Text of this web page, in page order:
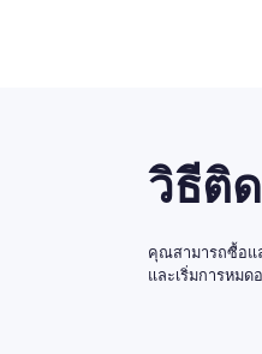
วิธีติ
คุณสามารถซื้อแ
และเริ่มการหมด